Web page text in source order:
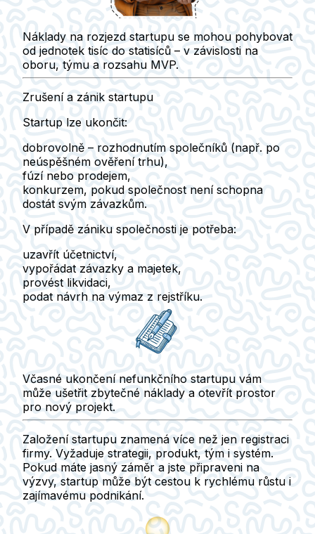
Náklady na rozjezd startupu se mohou pohybovat
od jednotek tisíc do statisíců – v závislosti na
oboru, týmu a rozsahu MVP.
Zrušení a zánik startupu
Startup lze ukončit:
dobrovolně – rozhodnutím společníků (např. po
neúspěšném ověření trhu),
fúzí nebo prodejem,
konkurzem, pokud společnost není schopna
dostát svým závazkům.
V případě zániku společnosti je potřeba:
uzavřít účetnictví,
vypořádat závazky a majetek,
provést likvidaci,
podat návrh na výmaz z rejstříku.
Včasné ukončení nefunkčního startupu vám
může ušetřit zbytečné náklady a otevřít prostor
pro nový projekt.
Založení startupu znamená více než jen registraci
firmy. Vyžaduje strategii, produkt, tým i systém.
Pokud máte jasný záměr a jste připraveni na
výzvy, startup může být cestou k rychlému růstu i
zajímavému podnikání.